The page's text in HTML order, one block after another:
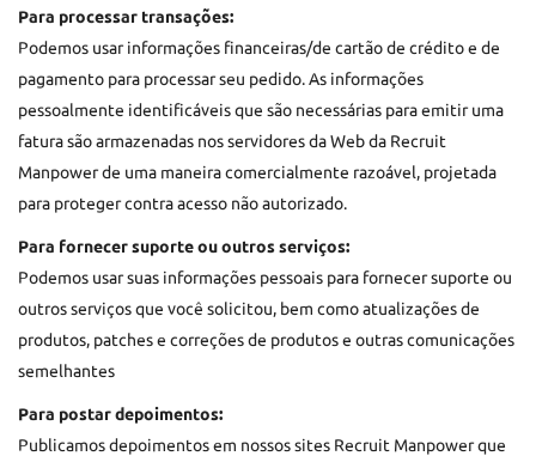
Para processar transações:
Podemos usar informações financeiras/de cartão de crédito e de
pagamento para processar seu pedido. As informações
pessoalmente identificáveis que são necessárias para emitir uma
fatura são armazenadas nos servidores da Web da Recruit
Manpower de uma maneira comercialmente razoável, projetada
para proteger contra acesso não autorizado.
Para fornecer suporte ou outros serviços:
Podemos usar suas informações pessoais para fornecer suporte ou
outros serviços que você solicitou, bem como atualizações de
produtos, patches e correções de produtos e outras comunicações
semelhantes
Para postar depoimentos:
Publicamos depoimentos em nossos sites Recruit Manpower que